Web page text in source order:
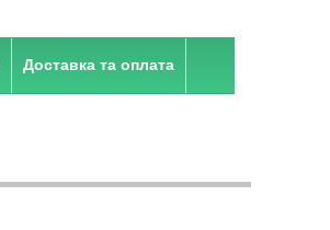
Доставка та оплата